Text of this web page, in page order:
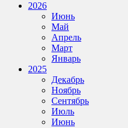
2026
Июнь
Май
Апрель
Март
Январь
2025
Декабрь
Ноябрь
Сентябрь
Июль
Июнь